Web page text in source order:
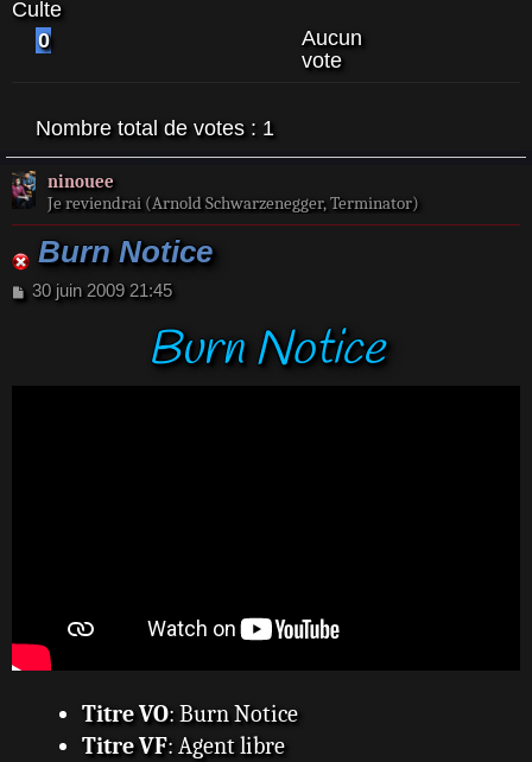
Culte
0
Aucun
vote
Nombre total de votes : 1
ninouee
Je reviendrai (Arnold Schwarzenegger, Terminator)
Burn Notice
M
30 juin 2009 21:45
Burn Notice
Titre VO: Burn Notice
Titre VF: Agent libre